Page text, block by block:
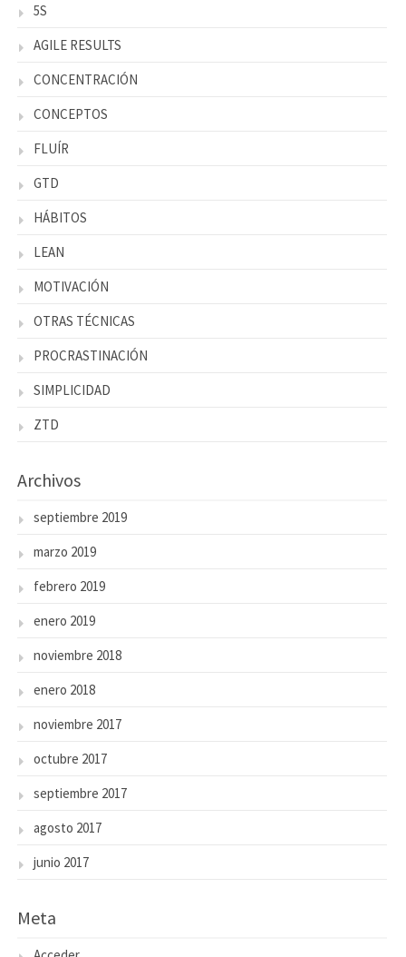
5S
AGILE RESULTS
CONCENTRACIÓN
CONCEPTOS
FLUÍR
GTD
HÁBITOS
LEAN
MOTIVACIÓN
OTRAS TÉCNICAS
PROCRASTINACIÓN
SIMPLICIDAD
ZTD
Archivos
septiembre 2019
marzo 2019
febrero 2019
enero 2019
noviembre 2018
enero 2018
noviembre 2017
octubre 2017
septiembre 2017
agosto 2017
junio 2017
Meta